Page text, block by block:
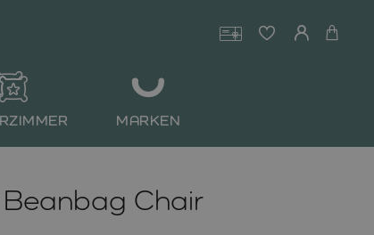
MARKEN
Chair